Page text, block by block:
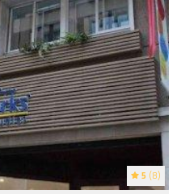
5 (8)